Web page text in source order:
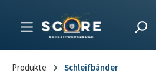
Produkte Schleifbänder